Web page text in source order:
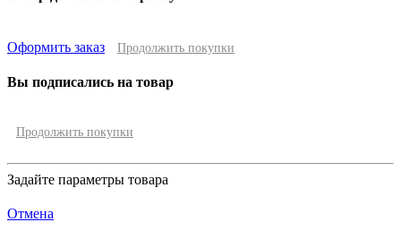
Оформить заказ Продолжить покупки
Вы подписались на товар
Продолжить покупки
Задайте параметры товара
Отмена